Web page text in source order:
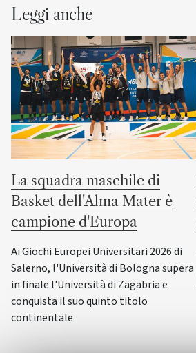
Leggi anche
La squadra maschile di
Basket dell'Alma Mater è
campione d'Europa
Ai Giochi Europei Universitari 2026 di
Salerno, l'Università di Bologna supera
in finale l'Università di Zagabria e
conquista il suo quinto titolo
continentale